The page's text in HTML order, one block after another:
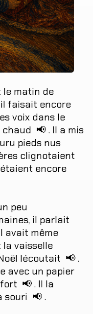
le matin de
il faisait encore
voix dans le
chaud 📢. Il a mis
pieds nus
clignotaient
étaient encore
peu
, il parlait
avait même
la vaisselle
lécoutait 📢.
avec un papier
fort 📢. Il la
souri 📢.